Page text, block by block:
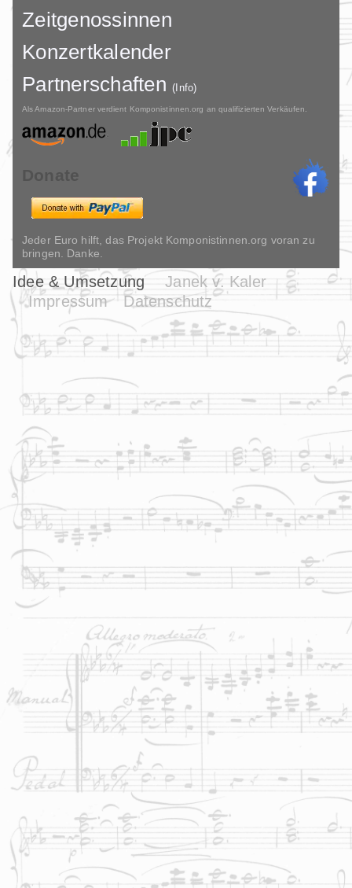
Zeitgenossinnen
Konzertkalender
Partnerschaften(Info)
Als Amazon-Partner verdient Komponistinnen.org an qualifizierten Verkäufen.
Donate
Jeder Euro hilft, das Projekt Komponistinnen.org voran zu
bringen. Danke.
Idee & Umsetzung
Janek v. Kaler
Impressum
Datenschutz